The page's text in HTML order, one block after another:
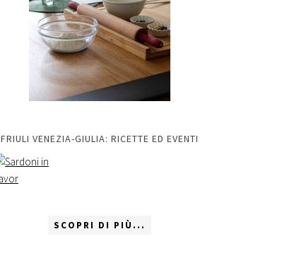
FRIULI VENEZIA-GIULIA: RICETTE ED EVENTI
SCOPRI DI PIÙ...